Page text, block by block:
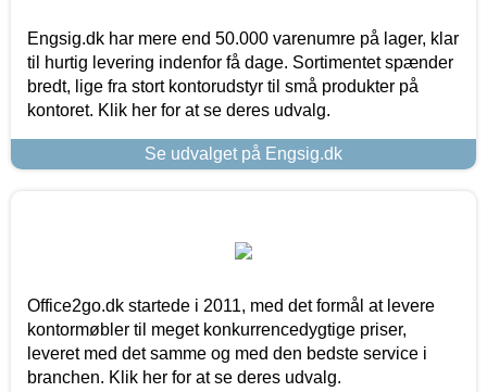
Engsig.dk har mere end 50.000 varenumre på lager, klar
til hurtig levering indenfor få dage. Sortimentet spænder
bredt, lige fra stort kontorudstyr til små produkter på
kontoret. Klik her for at se deres udvalg.
Se udvalget på Engsig.dk
Office2go.dk startede i 2011, med det formål at levere
kontormøbler til meget konkurrencedygtige priser,
leveret med det samme og med den bedste service i
branchen. Klik her for at se deres udvalg.